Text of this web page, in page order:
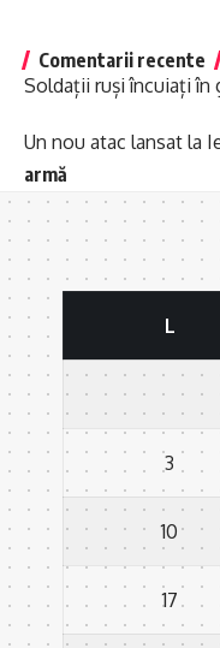
Comentarii recente
Soldații ruși încuiați
Un nou atac lansat la
armă
L
3
10
17